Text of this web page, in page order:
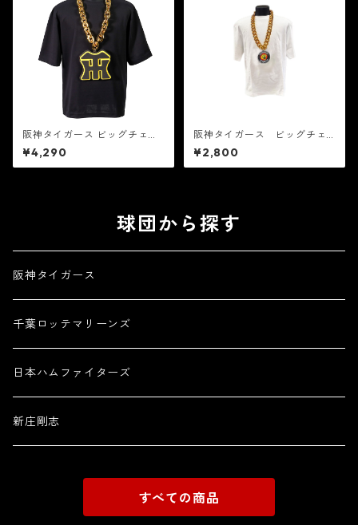
阪神タイガース ビッグチェー
ン TG-06GL
¥4,290
阪神タイガース ビッグチェ
¥2,800
球団から探す
阪神タイガース
千葉ロッテマリーンズ
日本ハムファイターズ
新庄剛志
すべての商品